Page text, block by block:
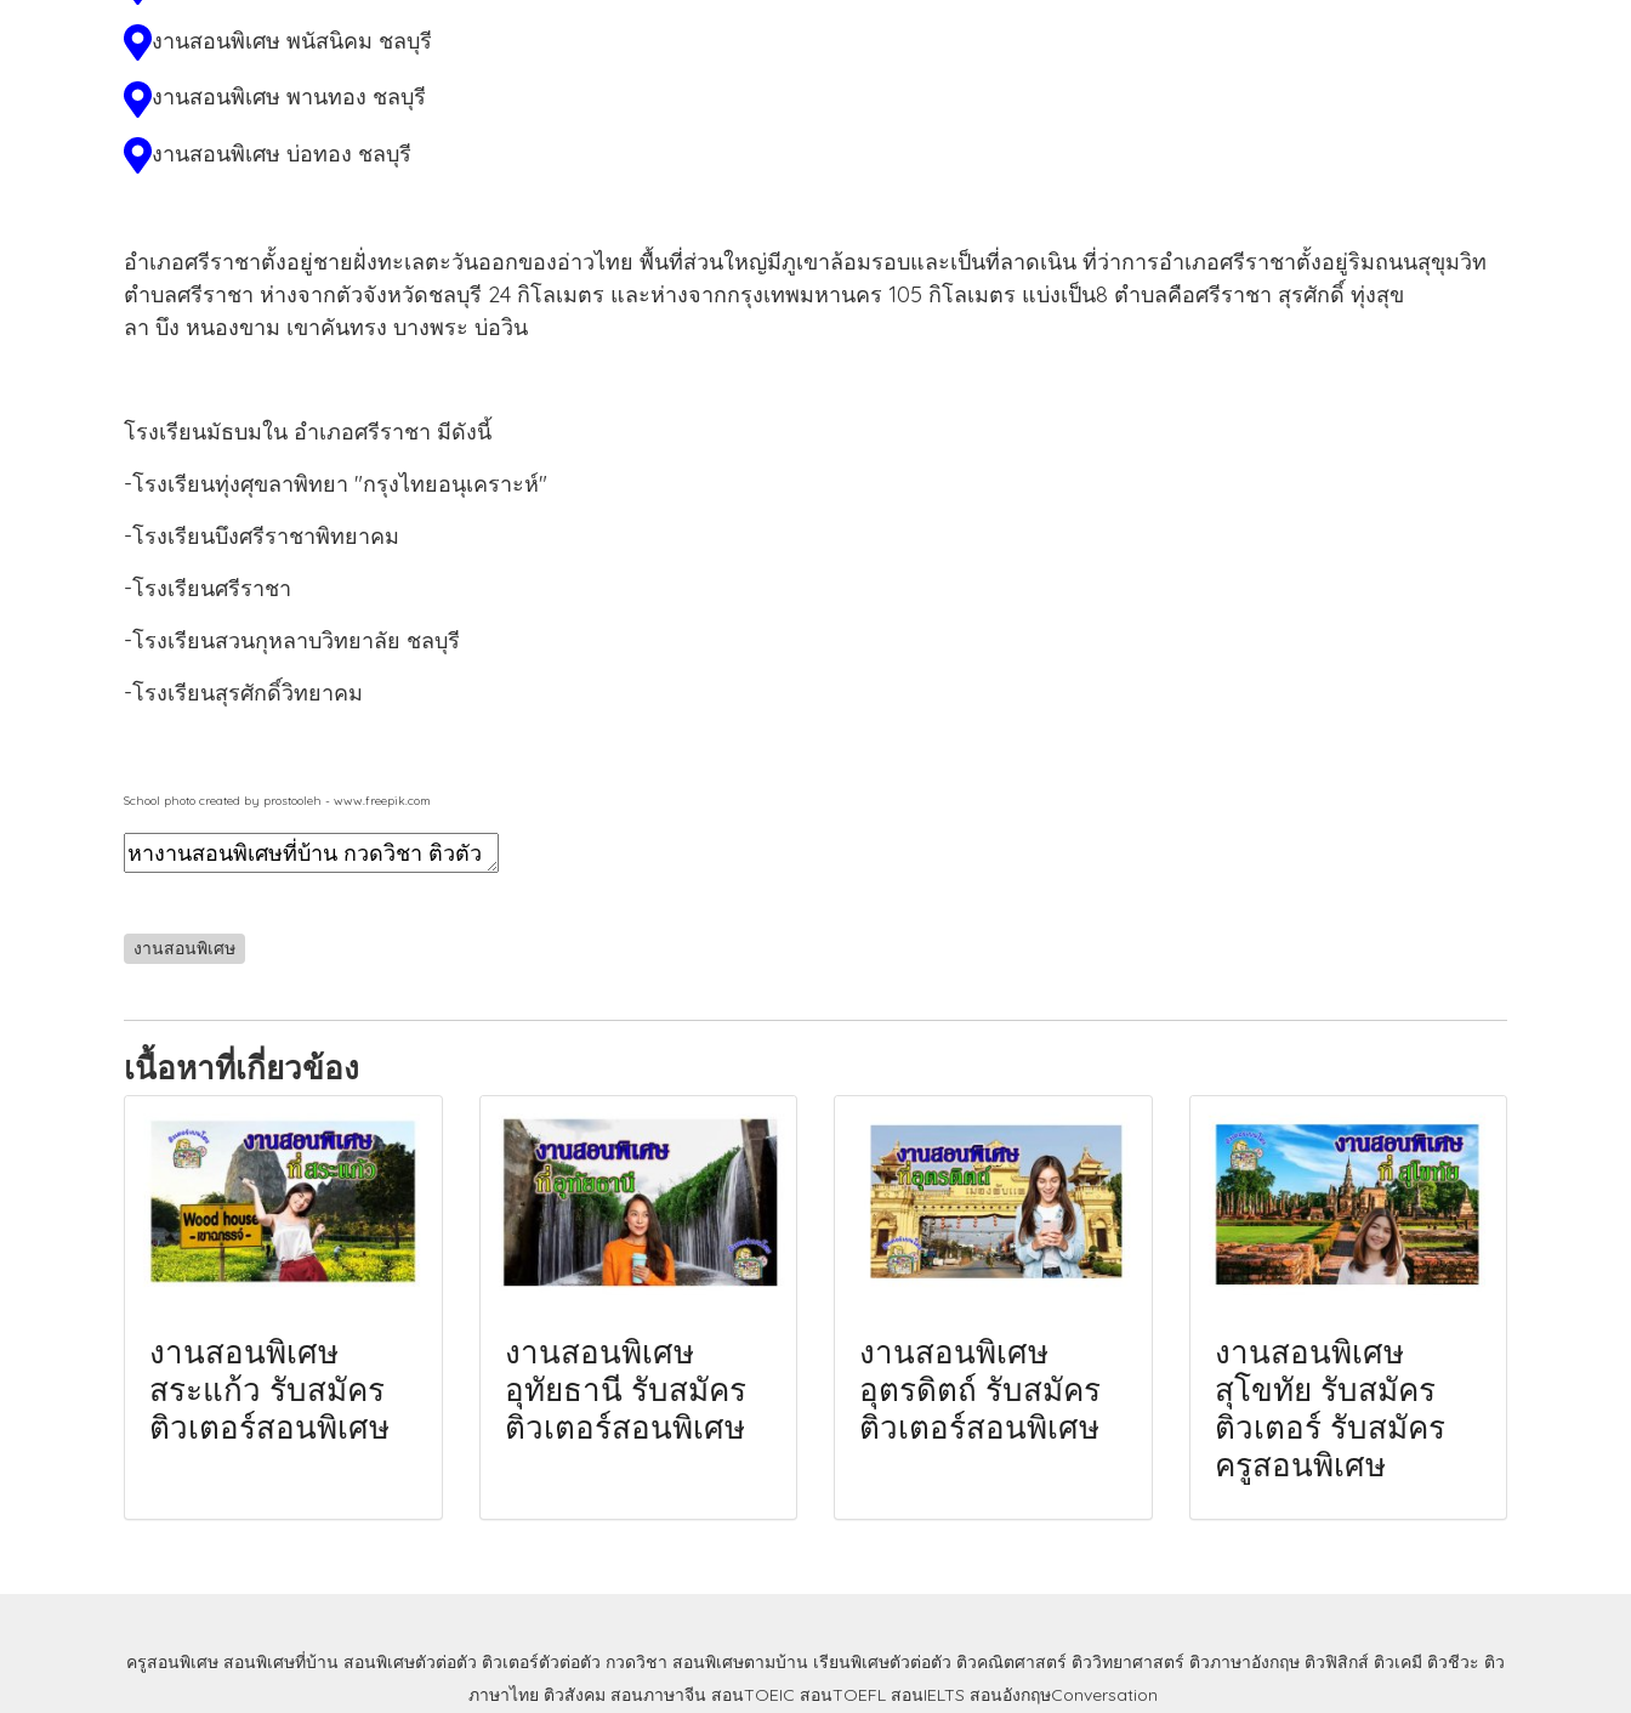
งานสอนพิเศษ พนัสนิคม ชลบุรี
งานสอนพิเศษ พานทอง ชลบุรี
งานสอนพิเศษ บ่อทอง ชลบุรี
อำเภอศรีราชาตั้งอยู่ชายฝั่งทะเลตะวันออกของอ่าวไทย พื้นที่ส่วนใหญ่มีภูเขาล้อมรอบและเป็นที่ลาดเนิน ที่ว่าการอำเภอศรีราชาตั้งอยู่ริมถนนสุขุมวิท
ตำบลศรีราชา ห่างจากตัวจังหวัดชลบุรี 24 กิโลเมตร และห่างจากกรุงเทพมหานคร 105 กิโลเมตร แบ่งเป็น8 ตำบลคือศรีราชา สุรศักดิ์ ทุ่งสุข
ลา บึง หนองขาม เขาคันทรง บางพระ บ่อวิน
โรงเรียนมัธบมใน อำเภอศรีราชา มีดังนี้
-โรงเรียนทุ่งศุขลาพิทยา "กรุงไทยอนุเคราะห์"
-โรงเรียนบึงศรีราชาพิทยาคม
-โรงเรียนศรีราชา
-โรงเรียนสวนกุหลาบวิทยาลัย ชลบุรี
-โรงเรียนสุรศักดิ์วิทยาคม
School photo created by prostooleh - www.freepik.com
งานสอนพิเศษ
เนื้อหาที่เกี่ยวข้อง
งานสอนพิเศษ
สระแก้ว รับสมัคร
ติวเตอร์สอนพิเศษ
งานสอนพิเศษ
อุทัยธานี รับสมัคร
ติวเตอร์สอนพิเศษ
งานสอนพิเศษ
อุตรดิตถ์ รับสมัคร
ติวเตอร์สอนพิเศษ
งานสอนพิเศษ
สุโขทัย รับสมัคร
ติวเตอร์ รับสมัคร
ครูสอนพิเศษ
ครูสอนพิเศษ สอนพิเศษที่บ้าน สอนพิเศษตัวต่อตัว ติวเตอร์ตัวต่อตัว กวดวิชา สอนพิเศษตามบ้าน เรียนพิเศษตัวต่อตัว ติวคณิตศาสตร์ ติววิทยาศาสตร์ ติวภาษาอังกฤษ ติวฟิสิกส์ ติวเคมี ติวชีวะ ติว
ภาษาไทย ติวสังคม สอนภาษาจีน สอนTOEIC สอนTOEFL สอนIELTS สอนอังกฤษConversation